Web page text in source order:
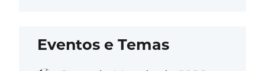
Eventos e Temas